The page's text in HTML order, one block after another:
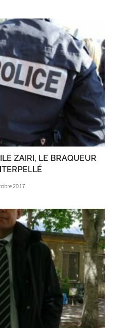
ZAIRI, LE BRAQUEUR
2017